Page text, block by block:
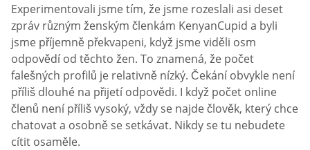
Experimentovali jsme tím, že jsme rozeslali asi deset
zpráv různým ženským členkám KenyanCupid a byli
jsme příjemně překvapeni, když jsme viděli osm
odpovědí od těchto žen. To znamená, že počet
falešných profilů je relativně nízký. Čekání obvykle není
příliš dlouhé na přijetí odpovědi. I když počet online
členů není příliš vysoký, vždy se najde člověk, který chce
chatovat a osobně se setkávat. Nikdy se tu nebudete
cítit osaměle.